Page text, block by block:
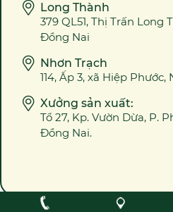
Long Thành
379 QL51, Thị Trấn Long
Đồng Nai
Nhơn Trạch
114, Ấp 3, xã Hiệp
Xưởng sản xuất:
Tổ 27, Kp. Vườn Dừa, P.
Đồng Nai.